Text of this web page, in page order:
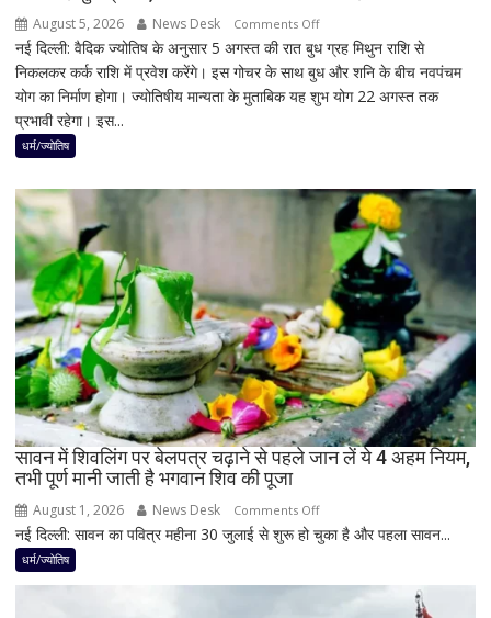
बढ़ाई
सियासी
हलचल
August 5, 2026 News Desk Comments Offon
5
अगस्त
के
शनि
नवपंचम
योग,
इन
3
राशियों
पर
रह
सकती
है
शुभ
करियर
और
नई दिल्ली: वैदिक ज्योतिष के अनुसार 5 अगस्त की रात बुध ग्रह मिथुन राशि से
निकलकर कर्क राशि में प्रवेश करेंगे। इस गोचर के साथ बुध और शनि के बीच नवपंचम
योग का निर्माण होगा। ज्योतिषीय मान्यता के मुताबिक यह शुभ योग 22 अगस्त तक
प्रभावी रहेगा। इस...
धर्म/ज्योतिष
सावन में शिवलिंग पर बेलपत्र चढ़ाने से पहले जान लें ये 4 अहम नियम,
तभी पूर्ण मानी जाती है भगवान शिव की पूजा
August 1, 2026 News Desk Comments Offon
सावन
नई दिल्ली: सावन का पवित्र महीना 30 जुलाई से शुरू हो चुका है और पहला सावन...
धर्म/ज्योतिष